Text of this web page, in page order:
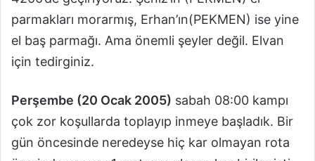
parmakları morarmış, Erhan’ın(PEKMEN) ise yine
el baş parmağı. Ama önemli şeyler değil. Elvan
için tedirginiz.
Perşembe (20 Ocak 2005) sabah 08:00 kampı
çok zor koşullarda toplayıp inmeye başladık. Bir
gün öncesinde neredeyse hiç kar olmayan rota